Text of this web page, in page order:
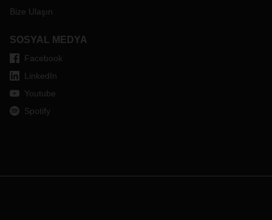
Bize Ulaşın
SOSYAL MEDYA
Facebook
LinkedIn
Youtube
Spotify